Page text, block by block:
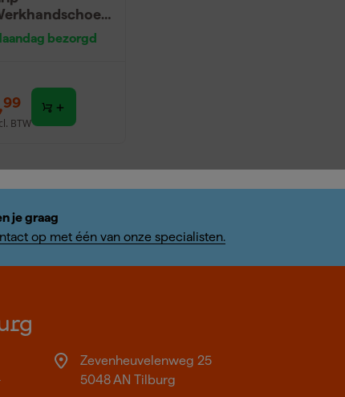
- Groen/Geel -
XL
bezorgd
,99
BTW
je graag
op met één van onze specialisten.
Zevenheuvelenweg 25
5048 AN Tilburg